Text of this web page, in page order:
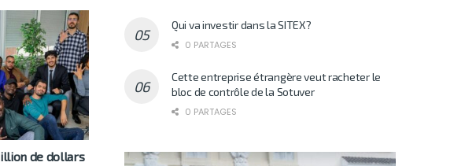
de dollars
Qui va investir dans la SITEX?
0 PARTAGES
Cette entreprise étrangère veut racheter le
bloc de contrôle de la Sotuver
0 PARTAGES